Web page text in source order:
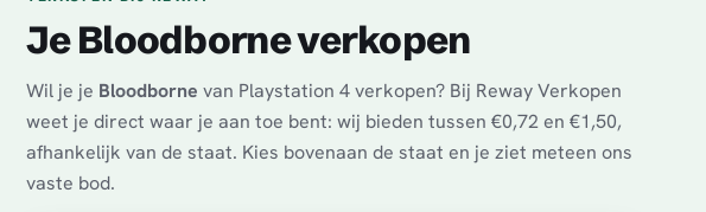
Je Bloodborne verkopen
Wil je je Bloodborne van Playstation 4 verkopen? Bij Reway Verkopen
weet je direct waar je aan toe bent: wij bieden tussen €0,72 en €1,50,
afhankelijk van de staat. Kies bovenaan de staat en je ziet meteen ons
vaste bod.